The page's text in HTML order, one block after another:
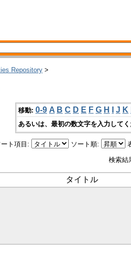
Repository >
移動: 0-9 A B C D E F G H J K
あるいは、最初の数文字を入力して
ート項目: ソート順:
検索結
タイトル